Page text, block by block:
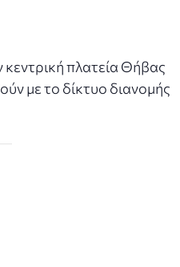
κεντρική πλατεία Θήβας
με το δίκτυο διανομής